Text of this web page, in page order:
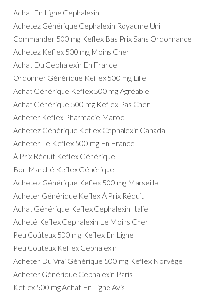
Achat En Ligne Cephalexin
Achetez Générique Cephalexin Royaume Uni
Commander 500 mg Keflex Bas Prix Sans Ordonnance
Achetez Keflex 500 mg Moins Cher
Achat Du Cephalexin En France
Ordonner Générique Keflex 500 mg Lille
Achat Générique Keflex 500 mg Agréable
Achat Générique 500 mg Keflex Pas Cher
Acheter Keflex Pharmacie Maroc
Achetez Générique Keflex Cephalexin Canada
Acheter Le Keflex 500 mg En France
À Prix Réduit Keflex Générique
Bon Marché Keflex Générique
Achetez Générique Keflex 500 mg Marseille
Acheter Générique Keflex À Prix Réduit
Achat Générique Keflex Cephalexin Italie
Acheté Keflex Cephalexin Le Moins Cher
Peu Coûteux 500 mg Keflex En Ligne
Peu Coûteux Keflex Cephalexin
Acheter Du Vrai Générique 500 mg Keflex Norvège
Acheter Générique Cephalexin Paris
Keflex 500 mg Achat En Ligne Avis